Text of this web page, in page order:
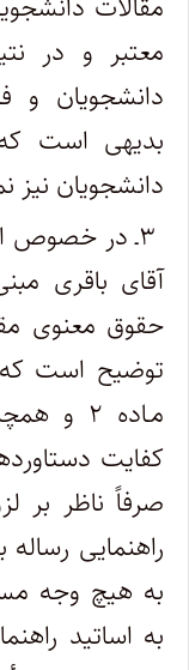
معتبر و در
دانشجویان و
بدیهی است
دانشجویان نیز
۳ـ در خصوص
آقای باقری
حقوق معنوی
کفایت
صرفاً ناظر بر
راهنمایی
به هیچ وجه
به اساتید